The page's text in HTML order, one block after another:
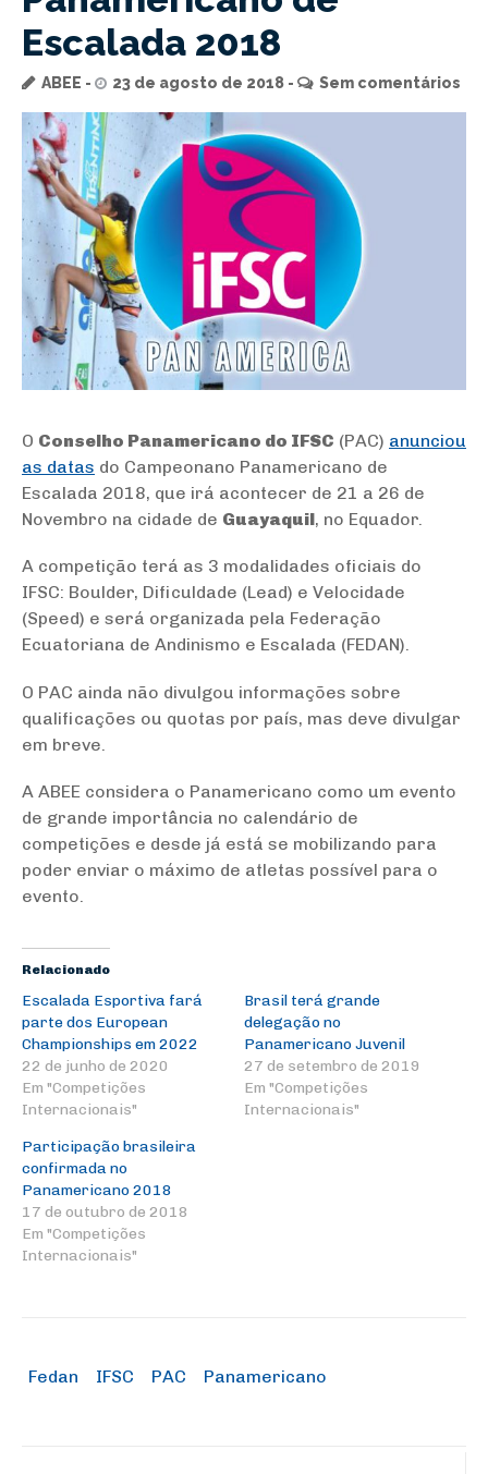
Escalada 2018
ABEE 23 de agosto de 2018 Sem comentários
O Conselho Panamericano do IFSC (PAC) anunciou
as datas do Campeonano Panamericano de
Escalada 2018, que irá acontecer de 21 a 26 de
Novembro na cidade de Guayaquil, no Equador.
A competição terá as 3 modalidades oficiais do
IFSC: Boulder, Dificuldade (Lead) e Velocidade
(Speed) e será organizada pela Federação
Ecuatoriana de Andinismo e Escalada (FEDAN).
O PAC ainda não divulgou informações sobre
qualificações ou quotas por país, mas deve divulgar
em breve.
A ABEE considera o Panamericano como um evento
de grande importância no calendário de
competições e desde já está se mobilizando para
poder enviar o máximo de atletas possível para o
evento.
Relacionado
Escalada Esportiva fará
parte dos European
Championships em 2022
22 de junho de 2020
Em "Competições
Internacionais"
Brasil terá grande
delegação no
Panamericano Juvenil
27 de setembro de 2019
Em "Competições
Internacionais"
Participação brasileira
confirmada no
Panamericano 2018
17 de outubro de 2018
Em "Competições
Internacionais"
Fedan IFSC PAC Panamericano